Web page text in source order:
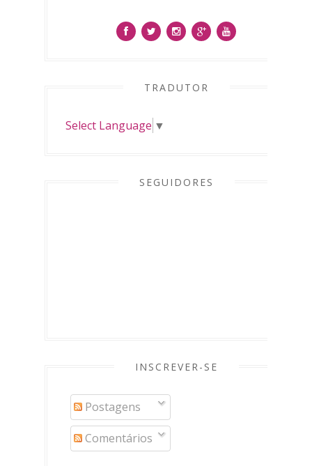
TRADUTOR
Select Language ▼
SEGUIDORES
INSCREVER-SE
Postagens
Comentários